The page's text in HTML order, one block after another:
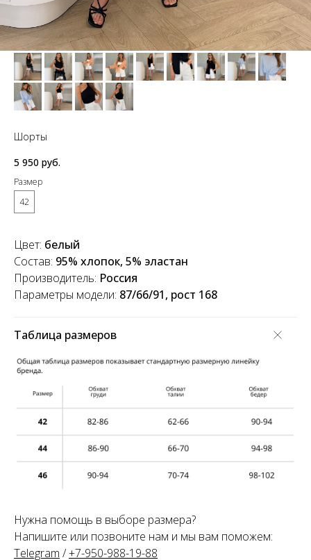
Шорты
5 950 руб.
Размер
42
Цвет: белый
Состав: 95% хлопок, 5% эластан
Производитель: Россия
Параметры модели: 87/66/91, рост 168
Таблица размеров
Нужна помощь в выборе размера?
Напишите или позвоните нам и мы вам поможем:
Telegram /+7-950-988-19-88